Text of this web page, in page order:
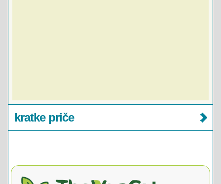
kratke priče